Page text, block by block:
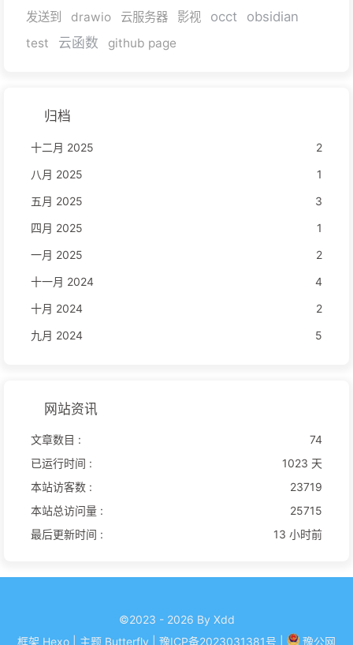
发送到 drawio 云服务器 影视 occt obsidian
test 云函数 github page
归档
十二月 2025
2
八月 2025
1
五月 2025
3
四月 2025
1
一月 2025
2
十一月 2024
4
十月 2024
2
九月 2024
5
网站资讯
文章数目 :
74
已运行时间 :
1023 天
本站访客数 :
23719
本站总访问量 :
25715
最后更新时间 :
13 小时前
©2023 - 2026 By Xdd
框架 Hexo 主题 Butterfly | 豫ICP备2023031381号 豫公网